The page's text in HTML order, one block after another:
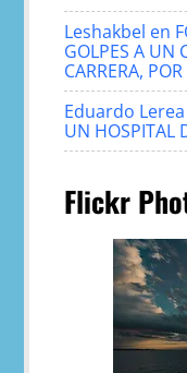
Leshakbel en
GOLPES A UN
CARRERA,
Eduardo Lerea
UN HOSPITAL
Flickr